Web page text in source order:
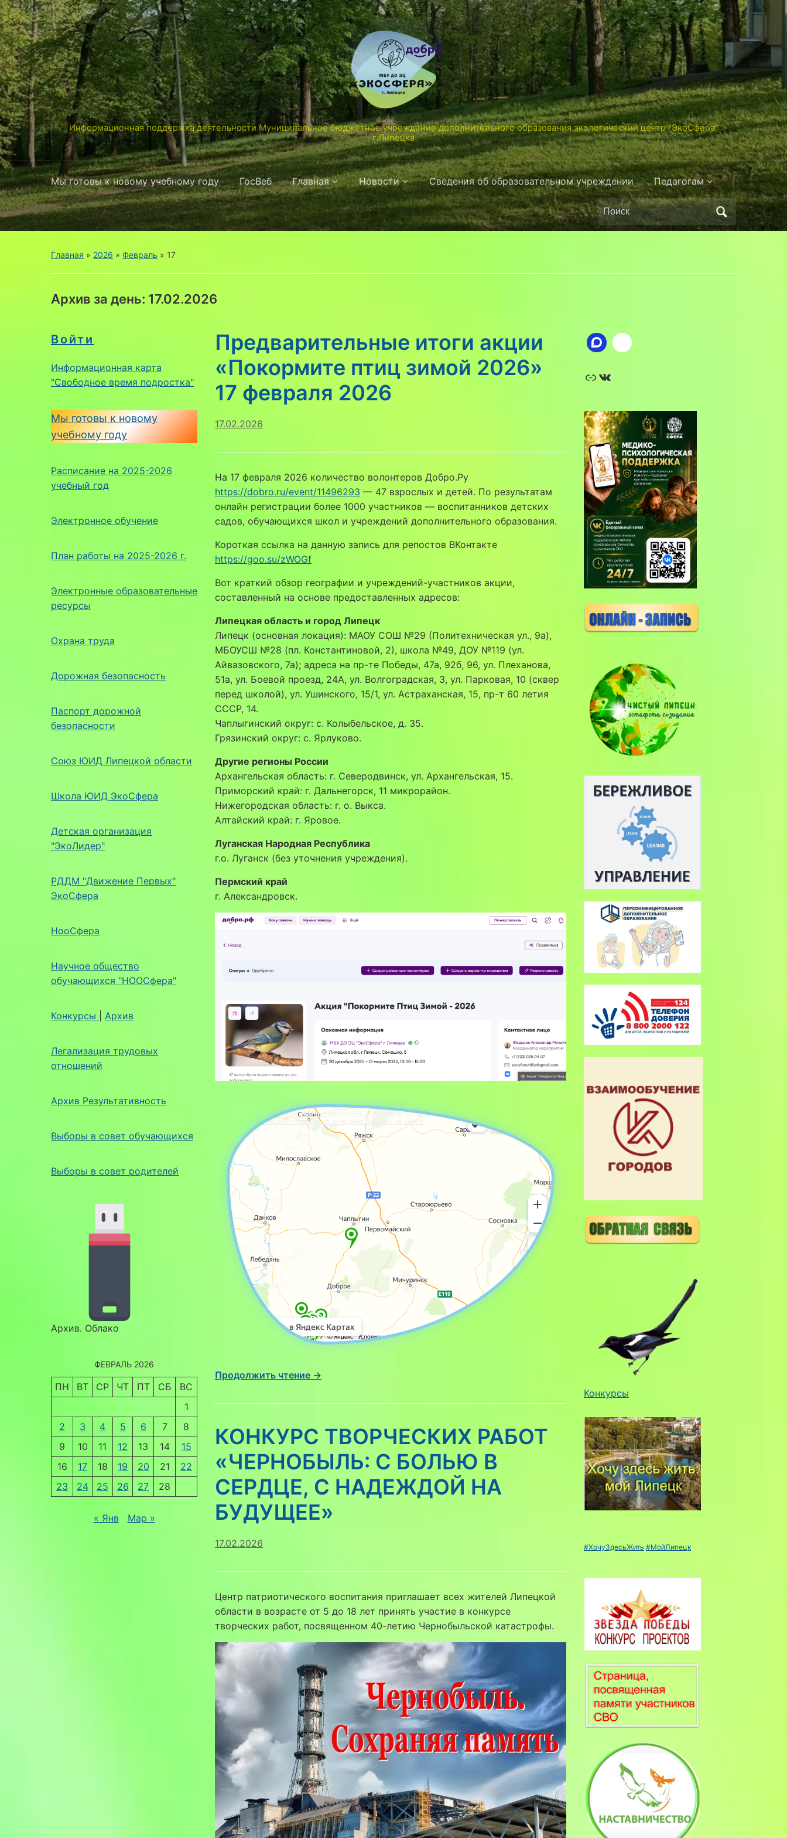
Информационная поддержка деятельности Муниципальное бюджетное учреждение дополнительного образования экологический центр "ЭкоСфера"
г.Липецка
Мы готовы к новому учебному году ГосВеб Главная Новости Сведения об образовательном учреждении Педагогам
Поиск
по:
Главная » 2026 » Февраль » 17
Архив за день: 17.02.2026
Войти
Информационная карта
"Свободное время подростка"
Мы готовы к новому
учебному году
Расписание на 2025-2026
учебный год
Электронное обучение
План работы на 2025-2026 г.
Электронные образовательные
ресурсы
Охрана труда
Дорожная безопасность
Паспорт дорожной
безопасности
Союз ЮИД Липецкой области
Школа ЮИД ЭкоСфера
Детская организация
"ЭкоЛидер"
РДДМ "Движение Первых"
ЭкоСфера
НооСфера
Научное общество
обучающихся "НООСфера"
Конкурсы Архив
Легализация трудовых
отношений
Архив Результативность
Выборы в совет обучающихся
Выборы в совет родителей
Архив. Облако
ФЕВРАЛЬ 2026
ПН ВТ СР ЧТ ПТ СБ
ВС
1
2
3 4 5 6 7
8
9
10 11 12 13 14
15
16
17 18 19 20 21
22
23
24 25 26 27 28
« Янв Мар »
Предварительные итоги акции
«Покормите птиц зимой 2026»
17 февраля 2026
17.02.2026
На 17 февраля 2026 количество волонтеров Добро.Ру
https://dobro.ru/event/11496293 — 47 взрослых и детей. По результатам
онлайн регистрации более 1000 участников — воспитанников детских
садов, обучающихся школ и учреждений дополнительного образования.
Короткая ссылка на данную запись для репостов ВКонтакте
https://goo.su/zWOGf
Вот краткий обзор географии и учреждений-участников акции,
составленный на основе предоставленных адресов:
Липецкая область и город Липецк
Липецк (основная локация): МАОУ СОШ №29 (Политехническая ул., 9а),
МБОУСШ №28 (пл. Константиновой, 2), школа №49, ДОУ №119 (ул.
Айвазовского, 7а); адреса на пр-те Победы, 47а, 92б, 96, ул. Плеханова,
51а, ул. Боевой проезд, 24А, ул. Волгоградская, 3, ул. Парковая, 10 (сквер
перед школой), ул. Ушинского, 15/1, ул. Астраханская, 15, пр-т 60 летия
СССР, 14.
Чаплыгинский округ: с. Колыбельское, д. 35.
Грязинский округ: с. Ярлуково.
Другие регионы России
Архангельская область: г. Северодвинск, ул. Архангельская, 15.
Приморский край: г. Дальнегорск, 11 микрорайон.
Нижегородская область: г. о. Выкса.
Алтайский край: г. Яровое.
Луганская Народная Республика
г.о. Луганск (без уточнения учреждения).
Пермский край
г. Александровск.
На карте участнике акции «Покормите птиц зимой 2006!»
Участники акции «Покормите птиц зимой 2026» на карте
Продолжить чтение →
КОНКУРС ТВОРЧЕСКИХ РАБОТ
«ЧЕРНОБЫЛЬ: С БОЛЬЮ В
СЕРДЦЕ, С НАДЕЖДОЙ НА
БУДУЩЕЕ»
17.02.2026
Центр патриотического воспитания приглашает всех жителей Липецкой
области в возрасте от 5 до 18 лет принять участие в конкурсе
творческих работ, посвященном 40-летию Чернобыльской катастрофы.
Ссылка
Конкурсы
#ХочуЗдесьЖить #МойЛипецк